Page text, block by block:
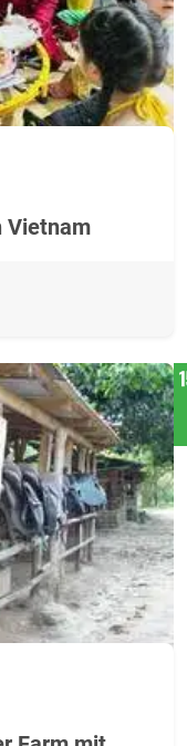
Vietnam